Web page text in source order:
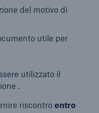
del motivo di
utile per
utilizzato il
.
riscontroentro